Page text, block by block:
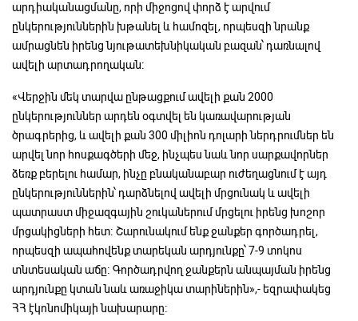
արդիականացմանը, որի միջոցով փորձ է արվում
ընկերություններին խթանել և համոզել, որպեսզի նրանք
ամրացնեն իրենց նյութատեխնիկական բազան՝ դառնալով
ավելի արտադրողական։
«Վերջին մեկ տարվա ընթացքում ավելի քան 2000
ընկերություններ արդեն օգտվել են կառավարության
ծրագրերից, և ավելի քան 300 միլիոն դոլարի ներդրումներ են
արվել նոր հոսքագծերի մեջ, ինչպես նաև նոր սարքավորներ
ձեռք բերելու համար, ինչը բնականաբար ուժեղացնում է այդ
ընկերություններին՝ դարձնելով ավելի մրցունակ և ավելի
պատրաստ միջազգային շուկաներում մրցելու իրենց խոշոր
մրցակիցների հետ։ Շարունակում ենք ջանքեր գործադրել,
որպեսզի ապահովենք տարեկան արդյունքը՝ 7-9 տոկոս
տնտեսական աճը։ Գործադրվող ջանքերն անպայման իրենց
արդյունքը կտան նաև առաջիկա տարիներին»,- եզրափակեց
ՀՀ էկոնոմիկայի նախարարը։